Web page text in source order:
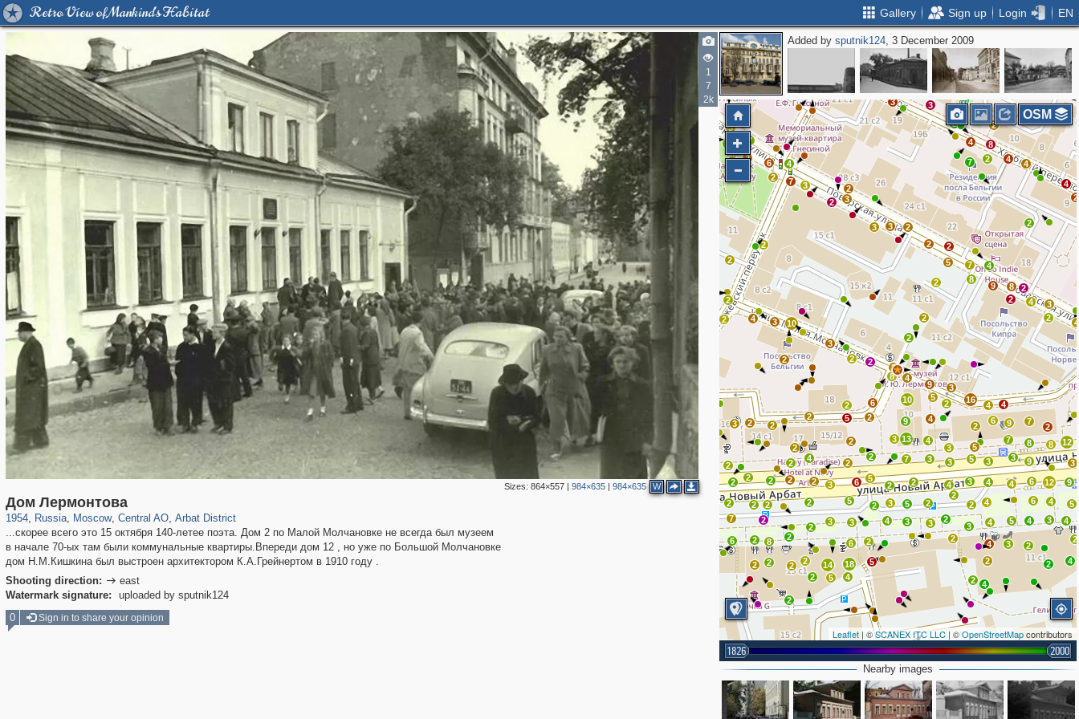
Retro View of Mankind's Habitat Gallery Sign up Login EN
1
7
2k
Sizes: 864×557| 984×635| 984×635 W
Дом Лермонтова
1954, Russia
1,406,716 29,243
, Moscow
319,864 8,286
, Central AO
160,011
, Arbat District
...скорее всего это 15 октября 140-летее поэта. Дом 2 по Малой Молчановке не всегда был музеем
в начале 70-ых там были коммунальные квартиры.Впереди дом 12 , но уже по Большой Молчановке
дом Н.М.Кишкина был выстроен архитектором К.А.Грейнертом в 1910 году .
Shooting direction:  east
Watermark signature:
uploaded by sputnik124
Added bysputnik124, 3 December 2009
9
3
12
5
2
4
4
3
4
4
2
2
5
3
4
2
3
2
5
18
4
2
2 2
8
2
2
5
14
2
6 2
3
3
2
2
2
3
5
6
2
2
7
5
2
3
2
2
5
3
4
3
2
3
2
2
3
4
4
4
2
2
2
4 3
5
5
3
4
6
6
4
9
12
8
8
7
7
3
6 9
4
4
16
2
3
3
4
13
4
9
3
10
9
5
2
3
9
2
8
2
4
3
4
2
2
3
2
4
4
4
2
8
2
7
4
2
3
5
3
3
5
2
3
2
4
2
2
7
2
2
3
6
2
7
3
2
2
3
3
3
2
2
2
5
2
4
7
8
2
2
2
4
3
2
8
6
2
5
2
3
2
10
3
4
2
3 2
2
2
2
2
4
2
2 2 2
2
2
2
2
2
2
2
7
6 2
2
2
2
Leaflet | ©SCANEX ITC LLC | ©OpenStreetMapcontributors
1826 2000
OSM
Nearby images
0 Sign in to share your opinion